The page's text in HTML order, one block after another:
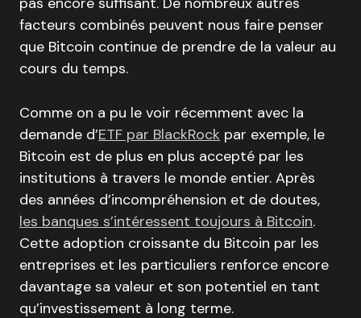
facteurs combinés peuvent nous faire penser
que Bitcoin continue de prendre de la valeur au
cours du temps.
Comme on a pu le voir récemment avec la
demande d’ETF par BlackRock par exemple, le
Bitcoin est de plus en plus accepté par les
institutions à travers le monde entier. Après
des années d’incompréhension et de doutes,
les banques s’intéressent toujours à Bitcoin.
Cette adoption croissante du Bitcoin par les
entreprises et les particuliers renforce encore
davantage sa valeur et son potentiel en tant
qu’investissement à long terme.